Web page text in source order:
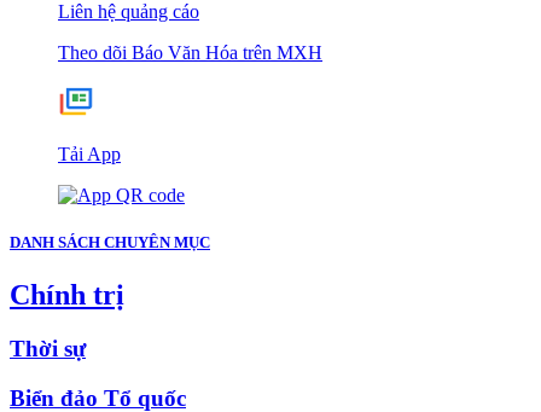
Liên hệ quảng cáo
Theo dõi Báo Văn Hóa trên MXH
Tải App
DANH SÁCH CHUYÊN MỤC
Chính trị
Thời sự
Biển đảo Tổ quốc